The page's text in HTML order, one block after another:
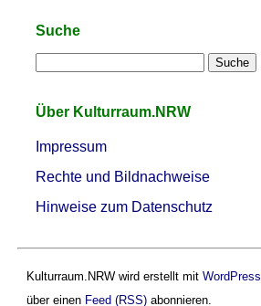
Suche
Über Kulturraum.NRW
Impressum
Rechte und Bildnachweise
Hinweise zum Datenschutz
Kulturraum.NRW wird erstellt mit WordPress
über einen Feed (RSS)abonnieren.